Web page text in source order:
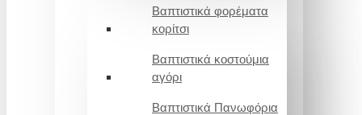
Βαπτιστικά φορέματα
κορίτσι
Βαπτιστικά κοστούμια
αγόρι
Βαπτιστικά Πανωφόρια